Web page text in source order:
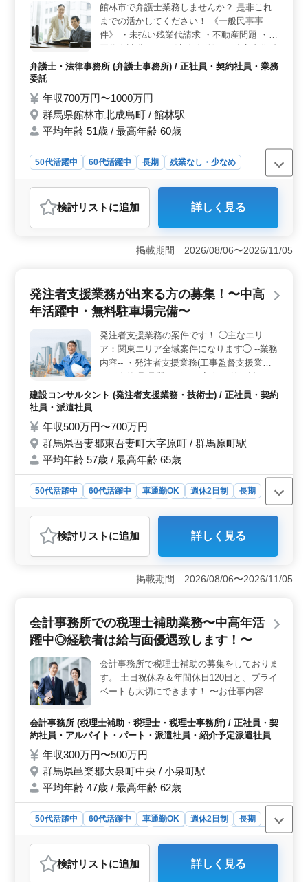
年齢層が在籍しており、50代以上の新規採用実績もあり
ます。少人数の法律事務所で、アットホームな雰囲気の
中で働くことができます。
館林市で弁護士業務しませんか？ 是非これ
までの活かしてください！ 《一般民事事
件》 ・未払い残業代請求 ・不動産問題 ・売
・相続 ・特別養子縁組 など 担当事件は今ま
弁護士・法律事務所 (弁護士事務所) / 正社員・契約社員・業務
委託
年収700万円〜1000万円
群馬県館林市北成島町 / 館林駅
平均年齢 51歳 / 最高年齢 60歳
50代活躍中 60代活躍中 長期
残業なし・少なめ
おすすめポイント
＜経験を活かせる環境＞ これまでの経験を考慮して、
担当する事件を決定します。民事事件や家事事件の多様
な案件に対応することが可能です。自身のスキルをフル
わせた働き方が選べます。残業が少ないため、ワークラ
イフバランスを保ちながらの勤務が可能です。希望条件
整っています。 ＜福利厚生の充実＞ 社会保険完備
や通勤手当の実費支給など、充実した福利厚生が魅力で
す。個人受任も可能で、弁護士費用も事務所が負担しま
す。中高年が活躍している職場で、安心して働ける環境
が整っています。
検討リスト に追加 詳しく見る
掲載期間 2026/08/06〜2026/11/05
発注者支援業務が出来る方の募集！〜中高
年活躍中・無料駐車場完備〜
発注者支援業務の案件です！ ◯主なエリ
ア：関東エリア全域案件になります◯ --業務
内容-- ・発注者支援業務(工事監督支援業務)
積算、設計変更 ・現場での打ち合わせ、
・50代、60代経験者 ・1級土木施工管理技士
有資格者 社宅完備です！ 50代以上で土木施
工管理業務経験者の方、お気軽にお問い合わ
せ下さい♪
建設コンサルタント (発注者支援業務・技術士) / 正社員・契約
社員・派遣社員
年収500万円〜700万円
群馬県吾妻郡東吾妻町大字原町 / 群馬原町駅
平均年齢 57歳 / 最高年齢 65歳
50代活躍中 60代活躍中 車通勤OK 週休2日制
長期
おすすめポイント
＜中高年層の活躍＞ この求人では、中高年層が積極的
に活躍できる環境が整っています。50代、60代の経験者
を歓迎し、豊富な経験を活かして働くことができます。
この求人では、発注者支援業務の経験者を募集していま
す。具体的な業務内容は工事監督支援業務や工事管理、
をお待ちしています。 ＜福利厚生の充実＞ 福利厚
生として通勤手当の支給や賞与制度の設けられており、
働きやすい環境が整っています。また、週休2日制や長期
休暇も設けられており、ワークライフバランスを大切に
する方に適した職場です。
検討リスト に追加 詳しく見る
掲載期間 2026/08/06〜2026/11/05
会計事務所での税理士補助業務〜中高年活
躍中◎経験者は給与面優遇致します！〜
会計事務所で税理士補助の募集をしておりま
す。 土日祝休み＆年間休日120日と、プライ
ベートも大切にできます！ 〜お仕事内容〜
主な仕事内容は ◯顧客先への訪問 ◯月次巡
回監査 ◯受付、データ処理、会計、書類整
理 など 〜特徴〜 ◎土日祝休み ◎昇給・賞
イカー通勤可 会計事務所経験者は給与面に
おいて優遇致しますので、ご相談ください☆
あなたからのご応募お待ちしております！
会計事務所 (税理士補助・税理士・税理士事務所) / 正社員・契
約社員・アルバイト・パート・派遣社員・紹介予定派遣社員
年収300万円〜500万円
群馬県邑楽郡大泉町中央 / 小泉町駅
平均年齢 47歳 / 最高年齢 62歳
50代活躍中 60代活躍中 車通勤OK 週休2日制
長期
派遣社員
アルバイト・パート
おすすめポイント
検討リスト に追加 詳しく見る